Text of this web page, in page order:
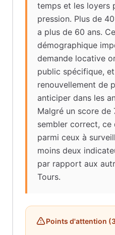
temps et les loyers
pression. Plus de
a plus de 60 ans.
démographique
demande locative
public spécifique,
renouvellement de
anticiper dans les
Malgré un score de
sembler correct,
parmi ceux à
moins deux
par rapport aux
Tours.
Points d'attention (